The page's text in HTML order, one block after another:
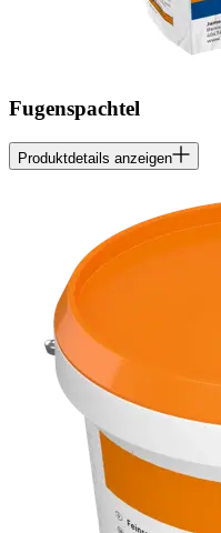
Fugenspachtel
Produktdetails anzeigen